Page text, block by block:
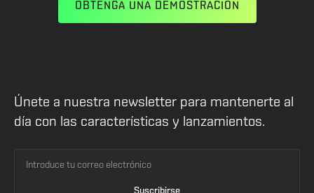
OBTENGA UNA DEMOSTRACIÓN
Únete a nuestra newsletter para mantenerte al
día con las características y lanzamientos.